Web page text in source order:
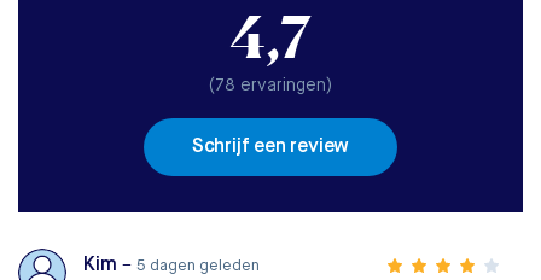
4,7
(78 ervaringen)
Schrijf een review
Kim – 5 dagen geleden